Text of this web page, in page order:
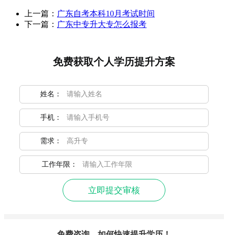
上一篇： 广东自考本科10月考试时间
下一篇： 广东中专升大专怎么报考
免费获取个人学历提升方案
姓名：
手机：
需求：
工作年限：
立即提交审核